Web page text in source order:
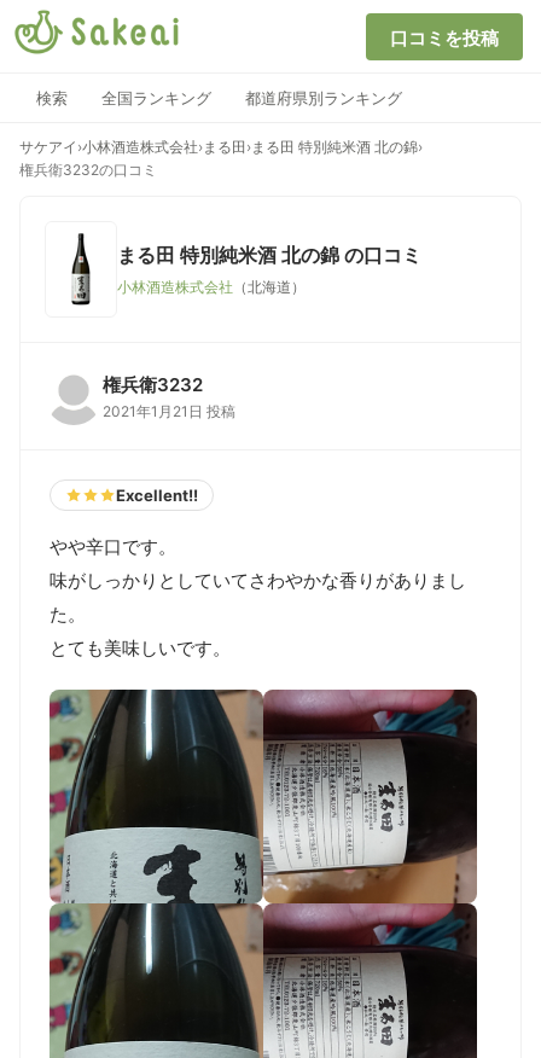
口コミを投稿
検索 全国ランキング 都道府県別ランキング
サケアイ ›小林酒造株式会社›まる田 ›まる田 特別純米酒 北の錦›
権兵衛3232の口コミ
まる田 特別純米酒 北の錦 の口コミ
小林酒造株式会社 （北海道）
権兵衛3232
2021年1月21日 投稿
Excellent!!
やや辛口です。
味がしっかりとしていてさわやかな香りがありまし
た。
とても美味しいです。